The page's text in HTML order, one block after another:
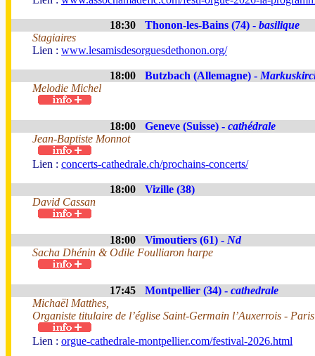
18:30 Thonon-les-Bains (74) - basilique
Stagiaires
Lien : www.lesamisdesorguesdethonon.org/
18:00 Butzbach (Allemagne) -
Melodie Michel
18:00 Geneve (Suisse) - cathédrale
Jean-Baptiste Monnot
Lien : concerts-cathedrale.ch/prochains-concerts/
18:00
Vizille (38)
David Cassan
18:00 Vimoutiers (61) - Nd
Sacha Dhénin & Odile Foulliaron harpe
17:45 Montpellier (34) - cathedrale
Michaël Matthes,
Organiste titulaire de l’église Saint-Germain l’Auxerrois - Paris
Lien : orgue-cathedrale-montpellier.com/festival-2026.html